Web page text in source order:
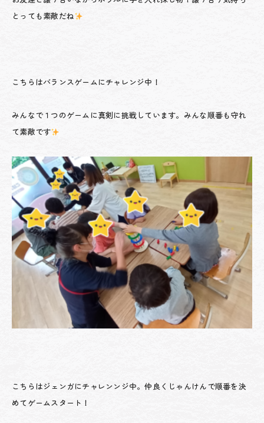
とっても素敵だね
こちらはバランスゲームにチャレンジ中！
みんなで１つのゲームに真剣に挑戦しています。みんな順番も守れ
て素敵です
こちらはジェンガにチャレンンジ中。仲良くじゃんけんで順番を決
めてゲームスタート！